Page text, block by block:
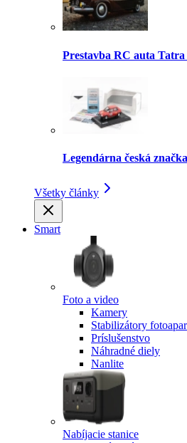
Prestavba RC auta
Legendárna česká
Všetky články
Smart
Foto a video
Kamery
Stabilizátory
Príslušenstvo
Náhradné diely
Nanlite
Nabíjacie stanice